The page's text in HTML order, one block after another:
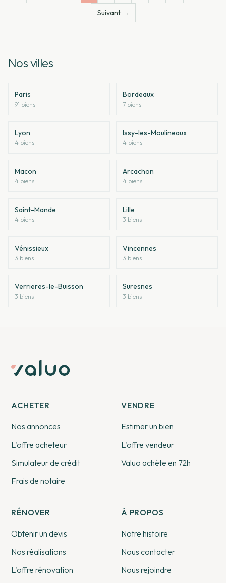
Suivant →
Nos villes
Paris
91 biens
Bordeaux
7 biens
Lyon
4 biens
Issy-les-Moulineaux
4 biens
Macon
4 biens
Arcachon
4 biens
Saint-Mande
4 biens
Lille
3 biens
Vénissieux
3 biens
Vincennes
3 biens
Verrieres-le-Buisson
3 biens
Suresnes
3 biens
ACHETER
Nos annonces
L'offre acheteur
Simulateur de crédit
Frais de notaire
VENDRE
Estimer un bien
L'offre vendeur
Valuo achète en 72h
RÉNOVER
Obtenir un devis
Nos réalisations
L'offre rénovation
À PROPOS
Notre histoire
Nous contacter
Nous rejoindre